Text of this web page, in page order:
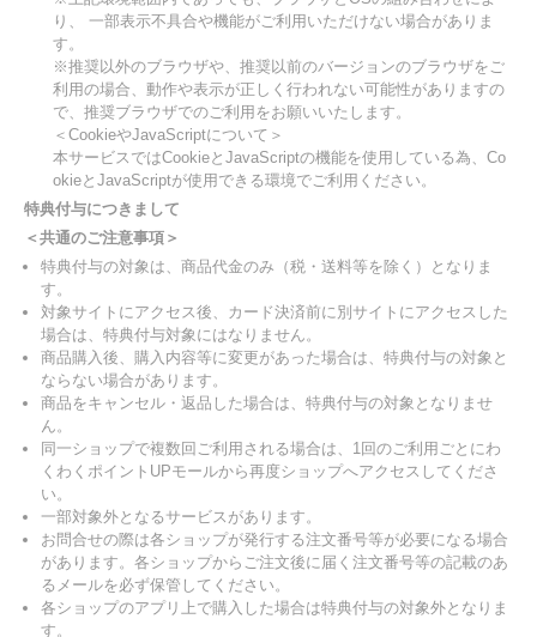
り、 一部表示不具合や機能がご利用いただけない場合がありま
す。
※推奨以外のブラウザや、推奨以前のバージョンのブラウザをご
利用の場合、動作や表示が正しく行われない可能性がありますの
で、推奨ブラウザでのご利用をお願いいたします。
＜CookieやJavaScriptについて＞
本サービスではCookieとJavaScriptの機能を使用している為、Co
okieとJavaScriptが使用できる環境でご利用ください。
特典付与につきまして
＜共通のご注意事項＞
特典付与の対象は、商品代金のみ（税・送料等を除く）となりま
す。
対象サイトにアクセス後、カード決済前に別サイトにアクセスした
場合は、特典付与対象にはなりません。
商品購入後、購入内容等に変更があった場合は、特典付与の対象と
ならない場合があります。
商品をキャンセル・返品した場合は、特典付与の対象となりませ
ん。
同一ショップで複数回ご利用される場合は、1回のご利用ごとにわ
くわくポイントUPモールから再度ショップへアクセスしてくださ
い。
一部対象外となるサービスがあります。
お問合せの際は各ショップが発行する注文番号等が必要になる場合
があります。各ショップからご注文後に届く注文番号等の記載のあ
るメールを必ず保管してください。
各ショップのアプリ上で購入した場合は特典付与の対象外となりま
す。